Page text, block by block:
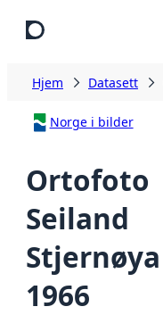
Hjem Datasett
Norge i bilder
Ortofoto
Seiland
Stjernøya
1966